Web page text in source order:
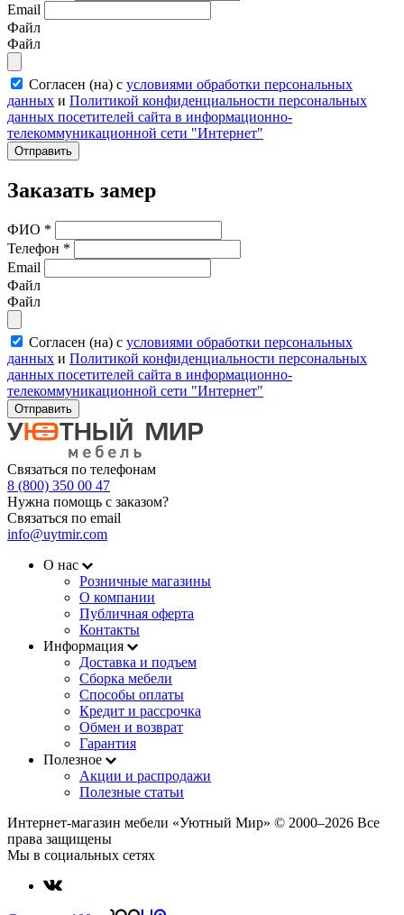
Email
Файл
Файл
Согласен (на) с условиями обработки персональных
данных и Политикой конфиденциальности персональных
данных посетителей сайта в информационно-
телекоммуникационной сети "Интернет"
Отправить
Заказать замер
ФИО *
Телефон *
Email
Файл
Файл
Согласен (на) с условиями обработки персональных
данных и Политикой конфиденциальности персональных
данных посетителей сайта в информационно-
телекоммуникационной сети "Интернет"
Отправить
Связаться по телефонам
8 (800) 350 00 47
Нужна помощь с заказом?
Связаться по email
info@uytmir.com
О нас
Розничные магазины
О компании
Публичная оферта
Контакты
Информация
Доставка и подъем
Сборка мебели
Способы оплаты
Кредит и рассрочка
Обмен и возврат
Гарантия
Полезное
Акции и распродажи
Полезные статьи
Интернет-магазин мебели «Уютный Мир» © 2000‒2026 Все
права защищены
Мы в социальных сетях